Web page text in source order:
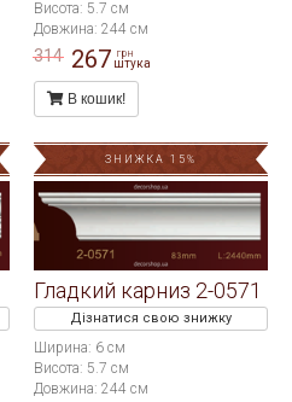
Висота: 5.7 см
Довжина: 244 см
314 267 грн
штука
В кошик!
ЗНИЖКА 15%
Гладкий карниз 2-0571
Дізнатися свою знижку
Ширина: 6 см
Висота: 5.7 см
Довжина: 244 см